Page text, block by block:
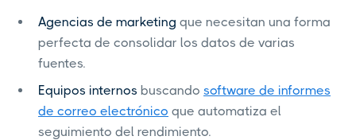
Agencias de marketing que necesitan una forma
perfecta de consolidar los datos de varias
fuentes.
Equipos internos buscando software de informes
de correo electrónico que automatiza el
seguimiento del rendimiento.